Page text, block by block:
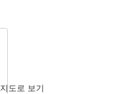
지도로 보기